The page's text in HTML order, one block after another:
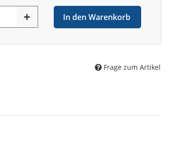
In den Warenkorb
Frage zum Artikel